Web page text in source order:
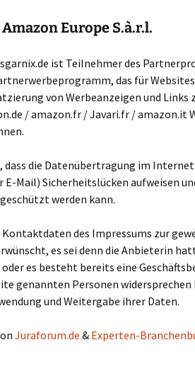
Europe S.à.r.l.
ist Teilnehmer des
das für
von Werbeanzeigen und Links
/ amazon.fr / Javari.fr /
dass die Datenübertragung im Internet
Mail) Sicherheitslücken aufweisen
werden kann.
Kontaktdaten des Impressums zur
es sei denn die Anbieterin
es besteht bereits eine
genannten Personen
und Weitergabe ihrer Daten.
Juraforum.de & Experten-